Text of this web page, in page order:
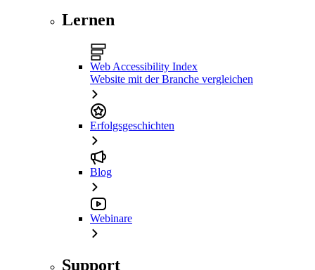
Lernen
Web Accessibility Index
Website mit der Branche vergleichen
Erfolgsgeschichten
Blog
Webinare
Support